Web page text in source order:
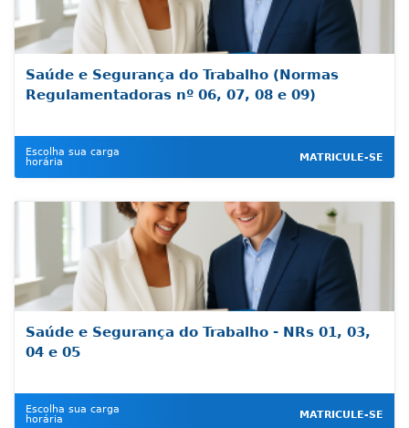
Saúde e Segurança do Trabalho (Normas
Regulamentadoras nº 06, 07, 08 e 09)
Escolha sua carga
horária
MATRICULE-SE
Saúde e Segurança do Trabalho - NRs 01, 03,
04 e 05
Escolha sua carga
horária
MATRICULE-SE